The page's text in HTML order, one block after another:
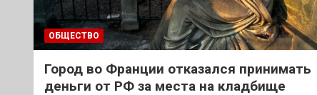
ОБЩЕСТВО
Город во Франции отказался принимать
деньги от РФ за места на кладбище